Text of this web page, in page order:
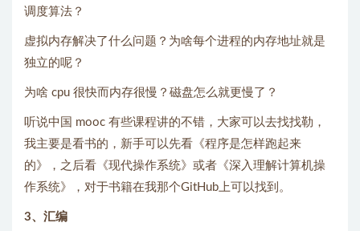
调度算法？
虚拟内存解决了什么问题？为啥每个进程的内存地址就是
独立的呢？
为啥 cpu 很快而内存很慢？磁盘怎么就更慢了？
听说中国 mooc 有些课程讲的不错，大家可以去找找勒，
我主要是看书的，新手可以先看《程序是怎样跑起来
的》，之后看《现代操作系统》或者《深入理解计算机操
作系统》，对于书籍在我那个GitHub上可以找到。
3、汇编